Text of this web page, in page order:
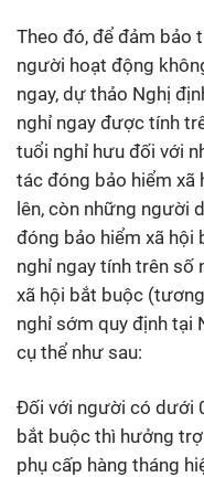
Theo đó, để đảm bảo
người hoạt động
ngay, dự thảo Nghị
nghỉ ngay được tính
tuổi nghỉ hưu đối với
tác đóng bảo hiểm
lên, còn những người
đóng bảo hiểm xã
nghỉ ngay tính trên số
xã hội bắt buộc
nghỉ sớm quy định tại
cụ thể như sau:
Đối với người có dưới
bắt buộc thì hưởng
phụ cấp hàng tháng